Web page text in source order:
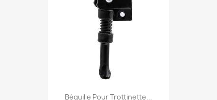
Béquille Pour Trottinette...